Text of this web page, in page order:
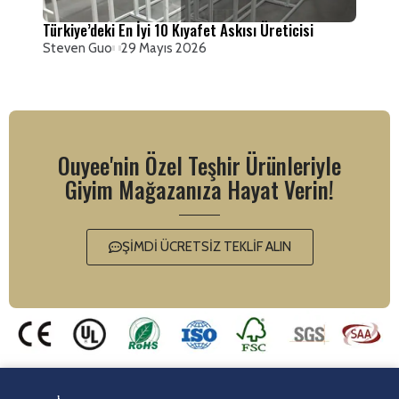
Türkiye’deki En İyi 10 Kıyafet Askısı Üreticisi
Steven Guo 29 Mayıs 2026
Ouyee'nin Özel Teşhir Ürünleriyle
Giyim Mağazanıza Hayat Verin!
ŞİMDİ ÜCRETSİZ TEKLİF ALIN